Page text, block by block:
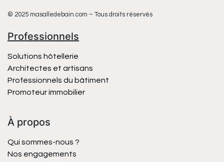
© 2025 masalledebain.com – Tous droits réservés
Professionnels
Solutions hôtellerie
Architectes et artisans
Professionnels du bâtiment
Promoteur immobilier
À propos
Qui sommes-nous ?
Nos engagements